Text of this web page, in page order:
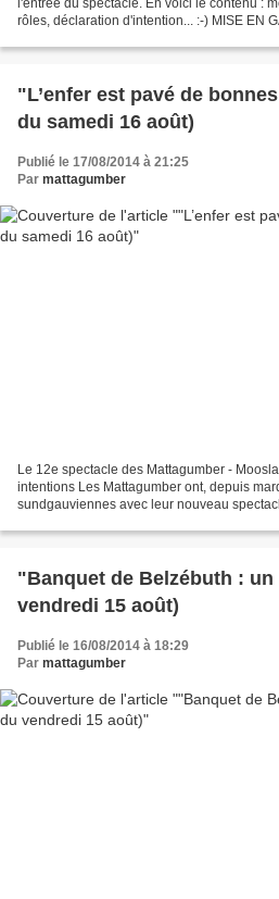
rôles, déclaration d'intention... :-) MISE EN
"L’enfer est pavé de
du samedi 16 août)
Publié le 17/08/2014 à 21:25
Par mattagumber
Le 12e spectacle des Mattagumber -
intentions Les Mattagumber ont, depuis
sundgauviennes avec leur nouveau
"Banquet de Belzébuth :
vendredi 15 août)
Publié le 16/08/2014 à 18:29
Par mattagumber